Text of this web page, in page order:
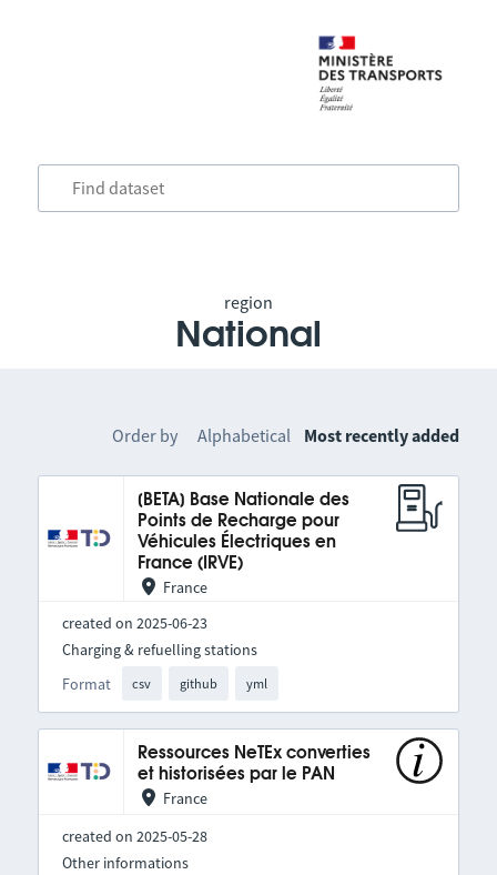
region
National
Order by Alphabetical Most recently added
[BETA] Base Nationale des
Points de Recharge pour
Véhicules Électriques en
France (IRVE)
France
created on 2025-06-23
Format csv github yml
Charging & refuelling stations
Ressources NeTEx converties
et historisées par le PAN
France
created on 2025-05-28
Other informations